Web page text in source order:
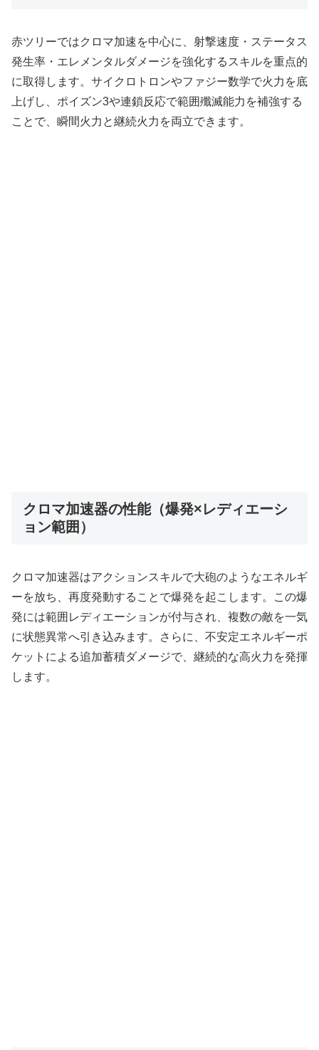
赤ツリーではクロマ加速を中心に、射撃速度・ステータス
発生率・エレメンタルダメージを強化するスキルを重点的
に取得します。サイクロトロンやファジー数学で火力を底
上げし、ポイズン3や連鎖反応で範囲殲滅能力を補強する
ことで、瞬間火力と継続火力を両立できます。
クロマ加速器の性能（爆発×レディエーシ
ョン範囲）
クロマ加速器はアクションスキルで大砲のようなエネルギ
ーを放ち、再度発動することで爆発を起こします。この爆
発には範囲レディエーションが付与され、複数の敵を一気
に状態異常へ引き込みます。さらに、不安定エネルギーポ
ケットによる追加蓄積ダメージで、継続的な高火力を発揮
します。